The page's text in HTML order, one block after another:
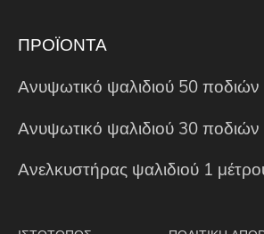
ΠΡΟΪΟΝΤΑ
Ανυψωτικό ψαλιδιού 50 ποδιών
Ανυψωτικό ψαλιδιού 30 ποδιών
Ανελκυστήρας ψαλιδιού 1